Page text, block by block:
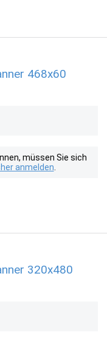
468x60
müssen Sie sich
anmelden
320x480